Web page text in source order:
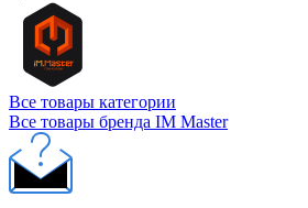
Все товары категории
Все товары бренда IM Master